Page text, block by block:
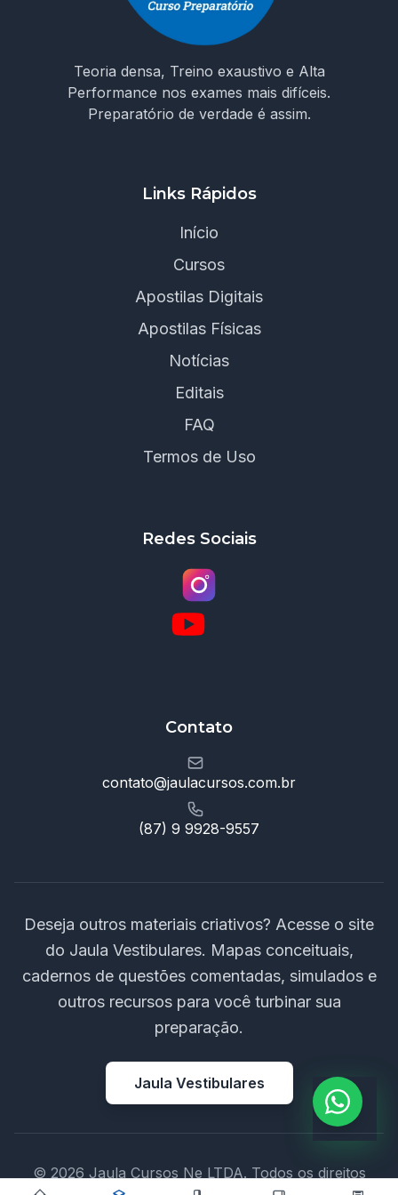
Teoria densa, Treino exaustivo e Alta
Performance nos exames mais difíceis.
Preparatório de verdade é assim.
Links Rápidos
Início
Cursos
Apostilas Digitais
Apostilas Físicas
Notícias
Editais
FAQ
Termos de Uso
Redes Sociais
Contato
contato@jaulacursos.com.br
(87) 9 9928-9557
Deseja outros materiais criativos? Acesse o site
do Jaula Vestibulares. Mapas conceituais,
cadernos de questões comentadas, simulados e
outros recursos para você turbinar sua
preparação.
Jaula Vestibulares
© 2026 Jaula Cursos Ne LTDA. Todos os direitos